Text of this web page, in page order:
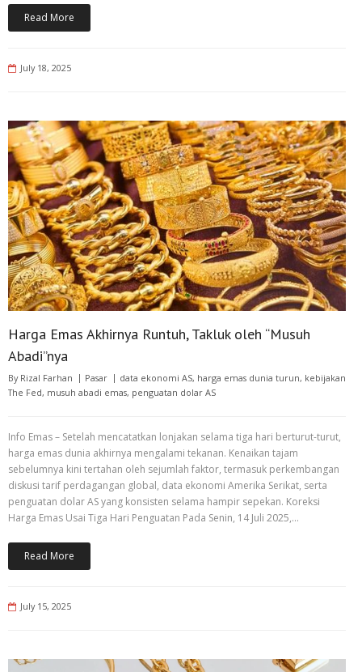
Read More
July 18, 2025
Harga Emas Akhirnya Runtuh, Takluk oleh “Musuh
Abadi”nya
By Rizal Farhan Pasar data ekonomi AS, harga emas dunia turun, kebijakan
The Fed, musuh abadi emas, penguatan dolar AS
Info Emas – Setelah mencatatkan lonjakan selama tiga hari berturut-turut,
harga emas dunia akhirnya mengalami tekanan. Kenaikan tajam
sebelumnya kini tertahan oleh sejumlah faktor, termasuk perkembangan
diskusi tarif perdagangan global, data ekonomi Amerika Serikat, serta
penguatan dolar AS yang konsisten selama hampir sepekan. Koreksi
Harga Emas Usai Tiga Hari Penguatan Pada Senin, 14 Juli 2025,…
Read More
July 15, 2025